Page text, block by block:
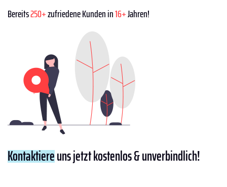
Bereits250+zufriedene Kunden in16+Jahren!
Kontaktiereuns jetzt kostenlos & unverbindlich!